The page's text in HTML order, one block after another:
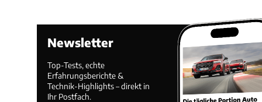
Newsletter
Top-Tests, echte
Erfahrungsberichte &
Technik-Highlights – direkt in
Ihr Postfach.